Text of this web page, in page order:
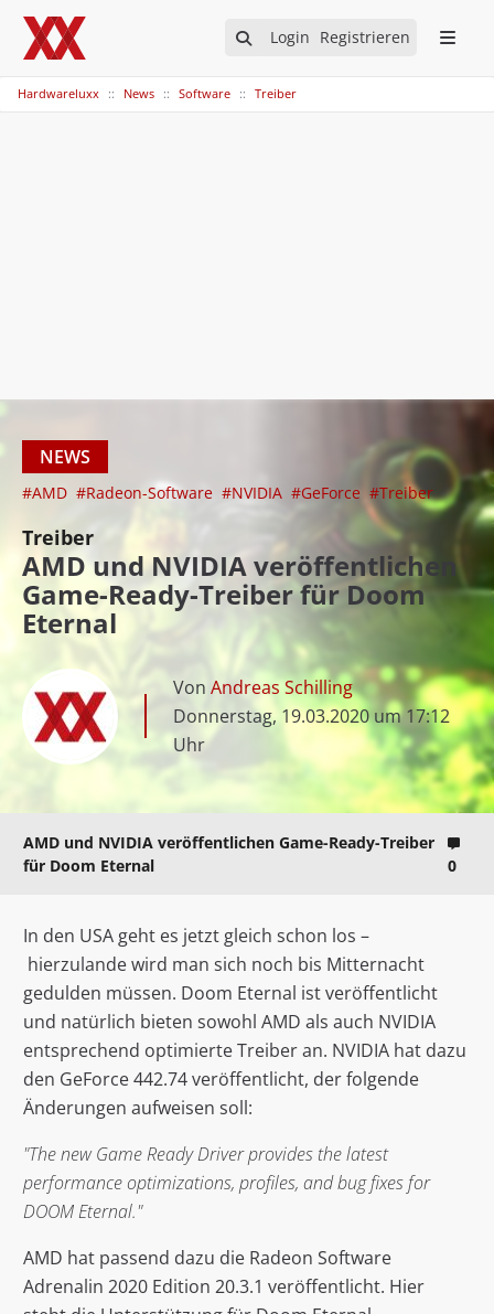
Login Registrieren
Hardwareluxx News Software Treiber
NEWS
#AMD #Radeon-Software #NVIDIA #GeForce #Treiber
Treiber
AMD und NVIDIA veröffentlichen
Game-Ready-Treiber für Doom
Eternal
Von Andreas Schilling
Donnerstag, 19.03.2020 um 17:12
Uhr
AMD und NVIDIA veröffentlichen Game-Ready-Treiber
für Doom Eternal
0
In den USA geht es jetzt gleich schon los –
hierzulande wird man sich noch bis Mitternacht
gedulden müssen. Doom Eternal ist veröffentlicht
und natürlich bieten sowohl AMD als auch NVIDIA
entsprechend optimierte Treiber an. NVIDIA hat dazu
den GeForce 442.74 veröffentlicht, der folgende
Änderungen aufweisen soll:
"The new Game Ready Driver provides the latest
performance optimizations, profiles, and bug fixes for
DOOM Eternal."
AMD hat passend dazu die Radeon Software
Adrenalin 2020 Edition 20.3.1 veröffentlicht. Hier